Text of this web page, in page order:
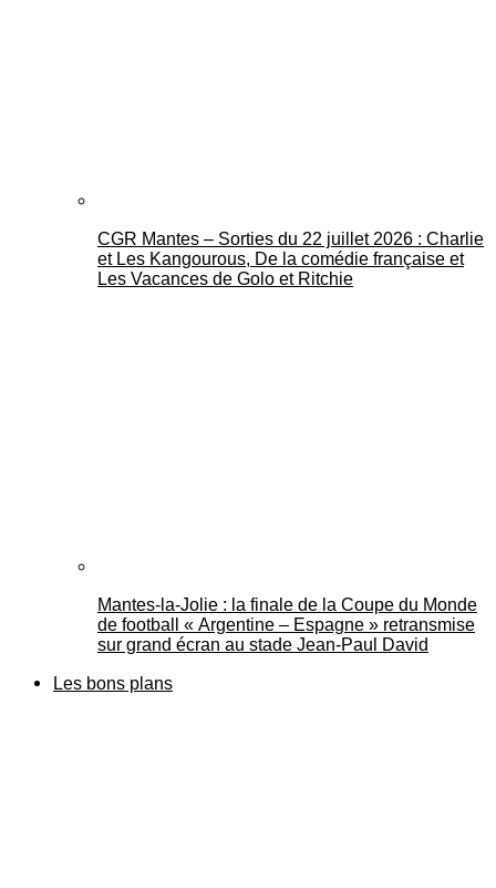
CGR Mantes – Sorties du 22 juillet 2026 : Charlie
et Les Kangourous, De la comédie française et
Les Vacances de Golo et Ritchie
Mantes-la-Jolie : la finale de la Coupe du Monde
de football « Argentine – Espagne » retransmise
sur grand écran au stade Jean-Paul David
Les bons plans